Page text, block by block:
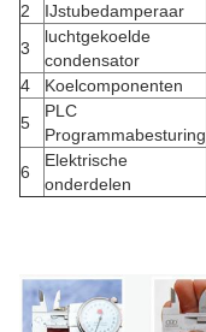
2
IJstubedamperaar
3
luchtgekoelde
condensator
4
Koelcomponenten
5
PLC
Programmabesturing
6
Elektrische
onderdelen